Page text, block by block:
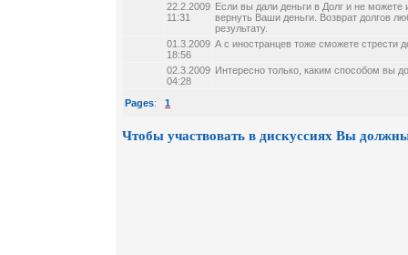
22.2.2009
11:31
Если вы дали деньги в Долг и не
вернуть Ваши деньги. Возврат долгов
результату.
01.3.2009
18:56
А с иностранцев тоже сможете стрести
02.3.2009
04:28
Интересно только, каким способом вы
Pages: 1
Чтобы участвовать в дискуссиях Вы